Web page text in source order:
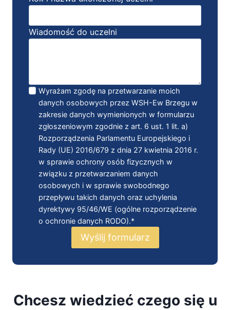
Wiadomość do uczelni
Wyrażam zgodę na przetwarzanie moich
danych osobowych przez WSH-Ew Brzegu w
zakresie danych wymienionych w formularzu
zgłoszeniowym zgodnie z art. 6 ust. 1 lit. a)
Rozporządzenia Parlamentu Europejskiego i
Rady (UE) 2016/679 z dnia 27 kwietnia 2016 r.
w sprawie ochrony osób fizycznych w
związku z przetwarzaniem danych
osobowych i w sprawie swobodnego
przepływu takich danych oraz uchylenia
dyrektywy 95/46/WE (ogólne rozporządzenie
o ochronie danych RODO).*
Wyślij formularz
Chcesz wiedzieć czego się u